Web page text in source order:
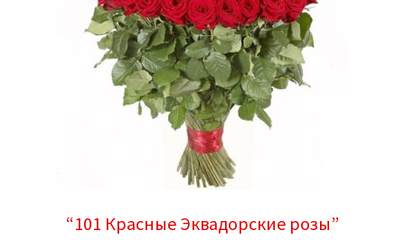
“101 Красные Эквадорские розы”